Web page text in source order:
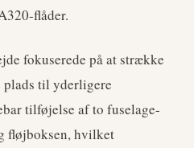
flåder.
fokuserede på at strække
plads til yderligere
tilføjelse af to fuselage-
fløjboksen, hvilket